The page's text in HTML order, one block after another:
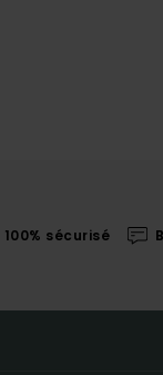
sécurisé